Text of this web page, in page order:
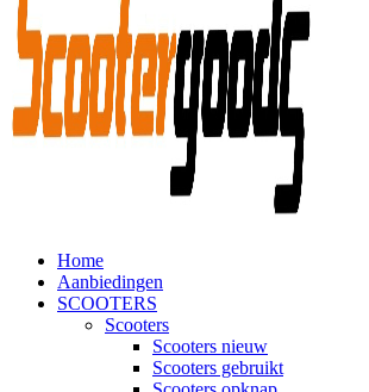
Home
Aanbiedingen
SCOOTERS
Scooters
Scooters nieuw
Scooters gebruikt